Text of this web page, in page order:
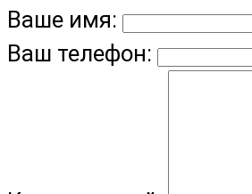
Ваше имя:
Ваш телефон: